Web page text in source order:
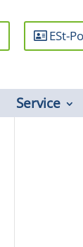
ESt-
Service